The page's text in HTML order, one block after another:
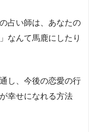
占い師は、あなたの
なんて馬鹿にしたり
し、今後の恋愛の行
幸せになれる方法